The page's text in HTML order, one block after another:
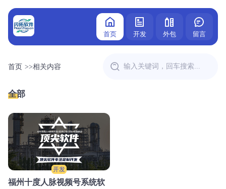
首页 开发 外包 留言
首页 >>相关内容
全部
开发
福州十度人脉视频号系统软